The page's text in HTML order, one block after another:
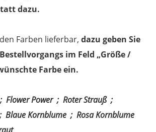
dazu.
Farben lieferbar,dazu geben Sie
im Feld „Größe /
Farbe ein.
Flower Power ; Roter Strauß ;
Blaue Kornblume ; Rosa Kornblume